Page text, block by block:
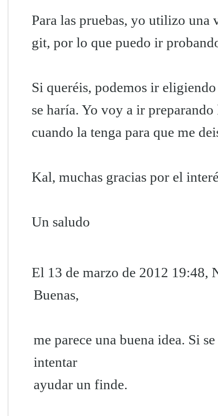
Para las pruebas, yo utilizo una
git, por lo que puedo ir
Si queréis, podemos ir
se haría. Yo voy a ir
cuando la tenga para que me
Kal, muchas gracias por el
Un saludo
El 13 de marzo de 2012 19:48,
Buenas,
me parece una buena idea. Si
intentar
ayudar un finde.